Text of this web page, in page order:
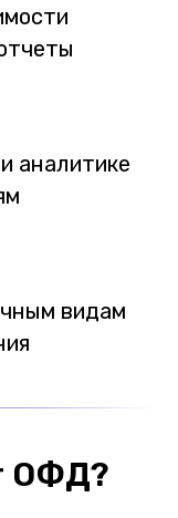
аналитике
видам
ОФД?